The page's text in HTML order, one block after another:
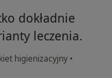
dokładnie
leczenia.
higienizacyjny •